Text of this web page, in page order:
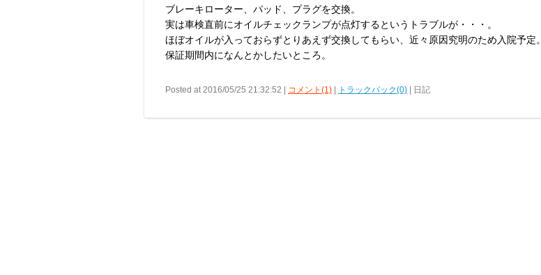
ブレーキローター、パッド、プラグを交換。
実は車検直前にオイルチェックランプが点灯するというトラブルが・・・。
ほぼオイルが入っておらずとりあえず交換してもらい、近々原因究明のため入院予定。
保証期間内になんとかしたいところ。
Posted at 2016/05/25 21:32:52 | コメント(1) | トラックバック(0) | 日記